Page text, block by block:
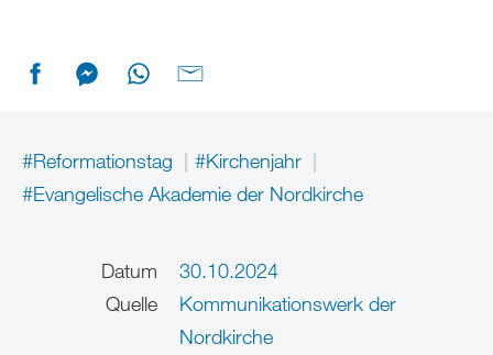
#Reformationstag
#Kirchenjahr
#Evangelische Akademie der Nordkirche
Datum
30.10.2024
Quelle
Kommunikationswerk der
Nordkirche